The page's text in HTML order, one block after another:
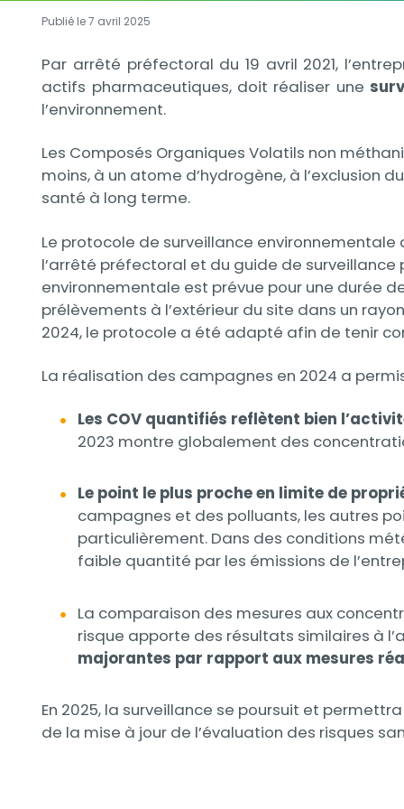
Publié le 7 avril 2025
Description
Par arrêté préfectoral du 19 avril 2021,
actifs pharmaceutiques, doit réaliser une
l’environnement.
Les Composés Organiques Volatils non
moins, à un atome d’hydrogène, à l’exclusion
santé à long terme.
Le protocole de surveillance environnementale
l’arrêté préfectoral et du guide de surveillance
environnementale est prévue pour une durée
prélèvements à l’extérieur du site dans un
2024, le protocole a été adapté afin de tenir
La réalisation des campagnes en 2024 a
Les COV quantifiés reflètent bien
2023 montre globalement des
Le point le plus proche en limite de
campagnes et des polluants, les autres
particulièrement. Dans des conditions
faible quantité par les émissions de
La comparaison des mesures aux
risque apporte des résultats similaires à
majorantes par rapport aux mesures
En 2025, la surveillance se poursuit et
de la mise à jour de l’évaluation des risques